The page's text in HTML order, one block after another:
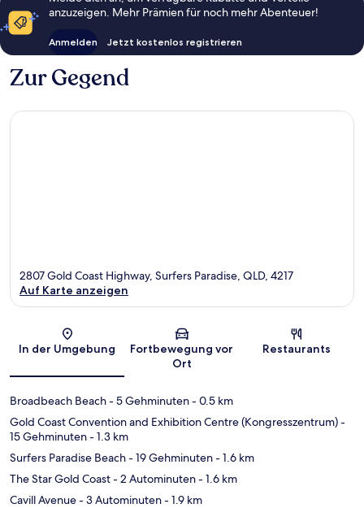
anzuzeigen. Mehr Prämien für noch mehr Abenteuer!
Anmelden Jetzt kostenlos registrieren
Zur Gegend
Karte
2807 Gold Coast Highway, Surfers Paradise, QLD, 4217
Auf Karte anzeigen
In der Umgebung
Fortbewegung vor
Ort
Restaurants
Broadbeach Beach- 5 Gehminuten- 0.5 km
Gold Coast Convention and Exhibition Centre (Kongresszentrum)-
15 Gehminuten- 1.3 km
Surfers Paradise Beach- 19 Gehminuten- 1.6 km
The Star Gold Coast- 2 Autominuten- 1.6 km
Cavill Avenue- 3 Autominuten- 1.9 km